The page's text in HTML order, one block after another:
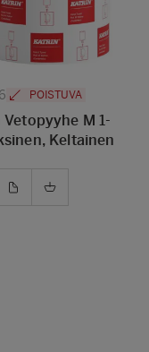
POISTUVA
M 1-
Keltainen